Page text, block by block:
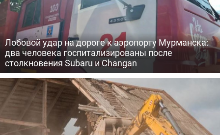
Лобовой удар на дороге к аэропорту Мурманска:
два человека госпитализированы после
столкновения Subaru и Changan